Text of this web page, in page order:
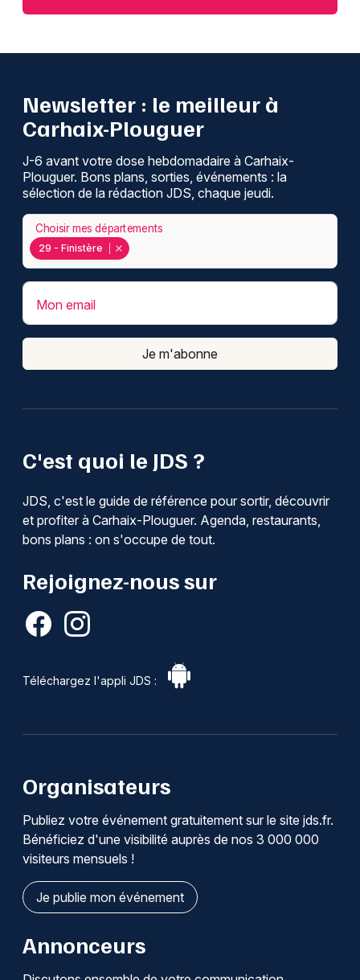
C'est quoi le JDS ?
JDS, c'est le guide de référence pour sortir, découvrir
et profiter à Carhaix-Plouguer. Agenda, restaurants,
bons plans : on s'occupe de tout.
Rejoignez-nous sur
Téléchargez l'appli JDS :
Newsletter : le meilleur à
Carhaix-Plouguer
J-6 avant votre dose hebdomadaire à Carhaix-
Plouguer. Bons plans, sorties, événements : la
sélection de la rédaction JDS, chaque jeudi.
29 - Finistère
Choisir mes départements
Mon email
Je m'abonne
Organisateurs
Publiez votre événement gratuitement sur le site jds.fr.
Bénéficiez d'une visibilité auprès de nos 3 000 000
visiteurs mensuels !
Je publie mon événement
Annonceurs